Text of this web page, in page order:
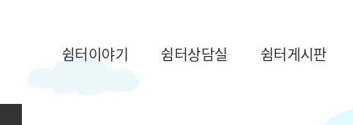
쉼터이야기 쉼터상담실 쉼터게시판